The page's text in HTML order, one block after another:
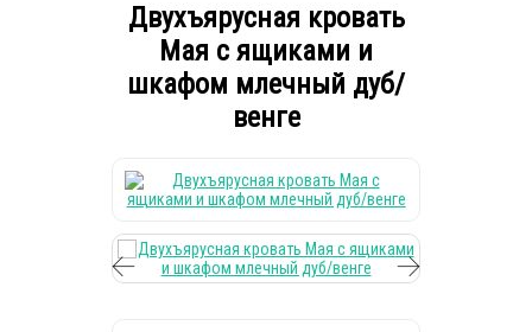
Двухъярусная кровать
Мая с ящиками и
шкафом млечный дуб/
венге